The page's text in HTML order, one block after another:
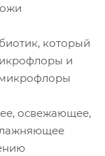
который
и
микрофлоры
освежающее,